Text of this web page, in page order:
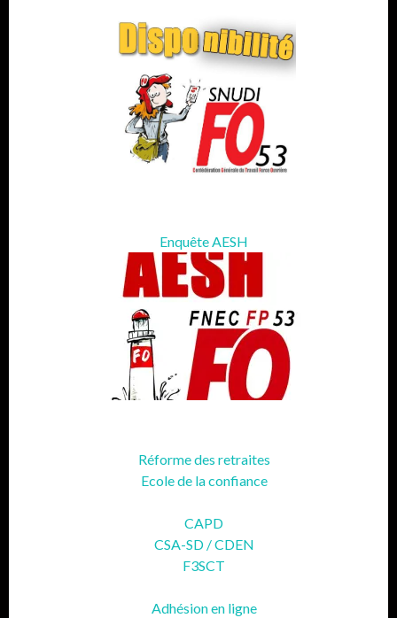
Enquête AESH
Réforme des retraites
Ecole de la confiance
CAPD
CSA-SD / CDEN
F3SCT
Adhésion en ligne